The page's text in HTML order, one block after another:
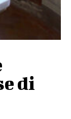
di